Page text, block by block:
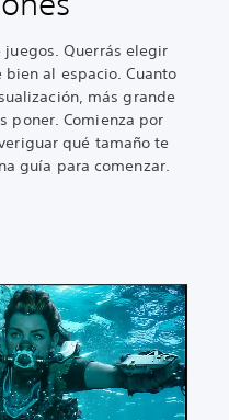
juegos. Querrás elegir
al espacio. Cuanto
más grande
poner. Comienza por
qué tamaño te
guía para comenzar.